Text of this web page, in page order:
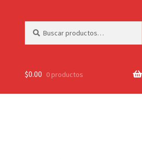
por:
$0.00 0 productos